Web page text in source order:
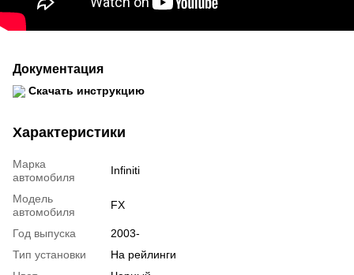
Документация
Скачать инструкцию
Характеристики
Марка
автомобиля
Infiniti
Модель
автомобиля
FX
Год выпуска
2003-
Тип установки
На рейлинги